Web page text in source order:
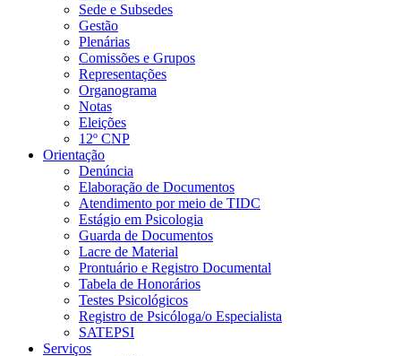
Sede e Subsedes
Gestão
Plenárias
Comissões e Grupos
Representações
Organograma
Notas
Eleições
12º CNP
Orientação
Denúncia
Elaboração de Documentos
Atendimento por meio de TIDC
Estágio em Psicologia
Guarda de Documentos
Lacre de Material
Prontuário e Registro Documental
Tabela de Honorários
Testes Psicológicos
Registro de Psicóloga/o Especialista
SATEPSI
Serviços